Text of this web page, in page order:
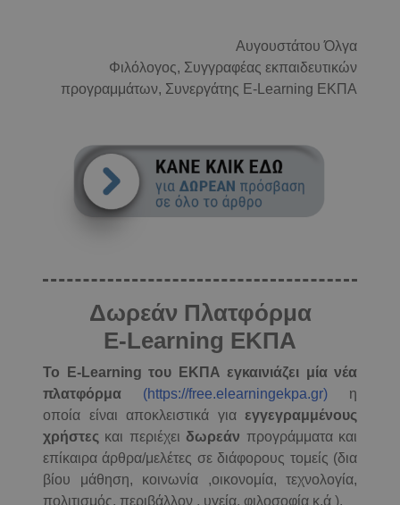
Αυγουστάτου Όλγα
Φιλόλογος, Συγγραφέας εκπαιδευτικών
προγραμμάτων, Συνεργάτης E-Learning ΕΚΠΑ
Δωρεάν Πλατφόρμα
E-Learning ΕΚΠΑ
Το E-Learning του ΕΚΠΑ εγκαινιάζει μία νέα
πλατφόρμα
(https://free.elearningekpa.gr) η
οποία είναι αποκλειστικά για εγγεγραμμένους
χρήστες και περιέχει δωρεάν προγράμματα και
επίκαιρα άρθρα/μελέτες σε διάφορους τομείς (δια
βίου μάθηση, κοινωνία ,οικονομία, τεχνολογία,
πολιτισμός, περιβάλλον , υγεία, φιλοσοφία κ.ά ).